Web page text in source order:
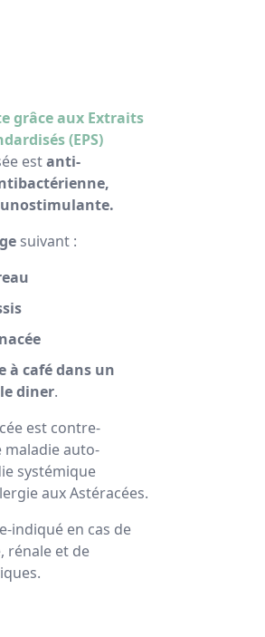
grâce aux Extraits
(EPS)
estanti-
suivant :
à café dans un
diner.
est contre-
maladie auto-
systémique
aux Astéracées.
indiqué en cas de
rénale et de